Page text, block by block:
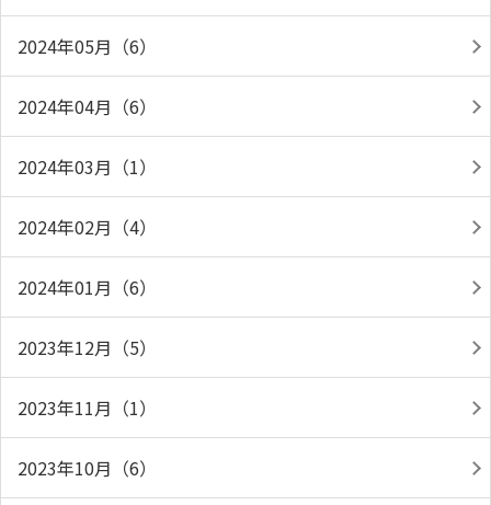
2024年05月（6）
2024年04月（6）
2024年03月（1）
2024年02月（4）
2024年01月（6）
2023年12月（5）
2023年11月（1）
2023年10月（6）